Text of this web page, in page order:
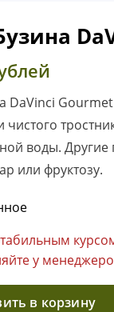
DaVinci
чистого
воды.
или фруктозу.
у
в корзину